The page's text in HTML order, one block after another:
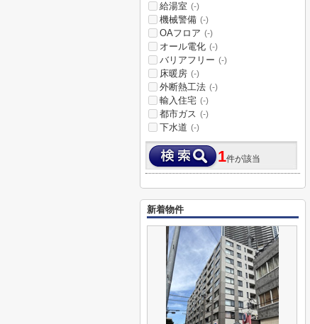
給湯室 (-)
機械警備 (-)
OAフロア (-)
オール電化 (-)
バリアフリー (-)
床暖房 (-)
外断熱工法 (-)
輸入住宅 (-)
都市ガス (-)
下水道 (-)
1件が該当
新着物件